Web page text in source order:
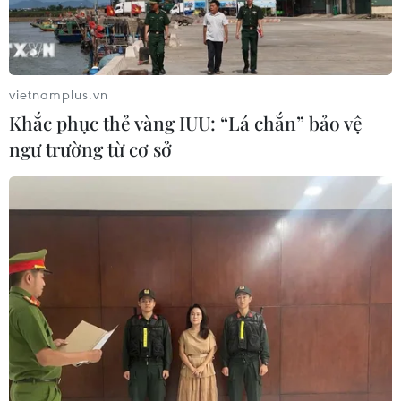
Làn sóng phản đối lan khắp châu Âu,
FIFA đối diện yêu cầu cải tổ
03/08/2026 05:01
Nhận định Campuchia vs
Timor Leste: Trận chiến vì 3 điểm
Angkor"
ASEAN Cup 2026: Đội tuyển Việt
Nam sẵn sàng cho đại chiến ở "chảo
lửa" Pakansari
03/08/2026 03:13
vietnamplus.vn
Khắc phục thẻ vàng IUU: “Lá chắn” bảo vệ
ngư trường từ cơ sở